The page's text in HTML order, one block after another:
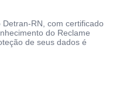
RN, com certificado
do Reclame
de seus dados é